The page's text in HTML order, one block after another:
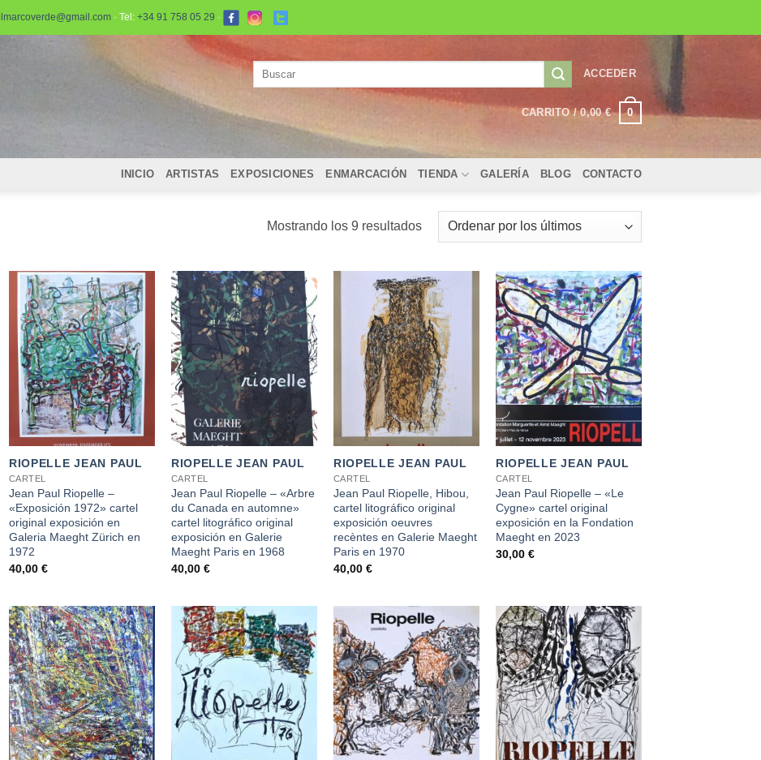
· Tel: +34 91 758 05 29 ·
ACCEDER
CARRITO /0,00€ 0
INICIO ARTISTAS EXPOSICIONES ENMARCACIÓN TIENDA GALERÍA BLOG CONTACTO
Mostrando los 9 resultadosOrdenado
por
últimos
+
RIOPELLE JEAN PAUL
CARTEL
Jean Paul Riopelle –
«Exposición 1972» cartel
original exposición en
Galeria Maeght Zürich en
1972
40,00 €
+
RIOPELLE JEAN PAUL
CARTEL
Jean Paul Riopelle – «Arbre
du Canada en automne»
cartel litográfico original
exposición en Galerie
Maeght Paris en 1968
40,00 €
RIOPELLE JEAN PAUL
CARTEL
Jean Paul Riopelle, Hibou,
cartel litográfico original
exposición oeuvres
recèntes en Galerie Maeght
Paris en 1970
40,00 €
+
RIOPELLE JEAN PAUL
CARTEL
Jean Paul Riopelle – «Le
Cygne» cartel original
exposición en la Fondation
Maeght en 2023
30,00 €